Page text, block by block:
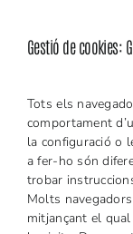
Gestió de cookies:
Tots els
comportament
la configuració o
a fer-ho són
trobar
Molts
mitjançant el